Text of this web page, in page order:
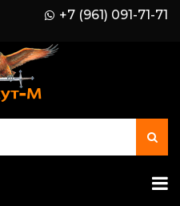
+7 (961) 091-71-71